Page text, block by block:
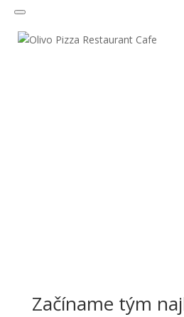
Začíname tým